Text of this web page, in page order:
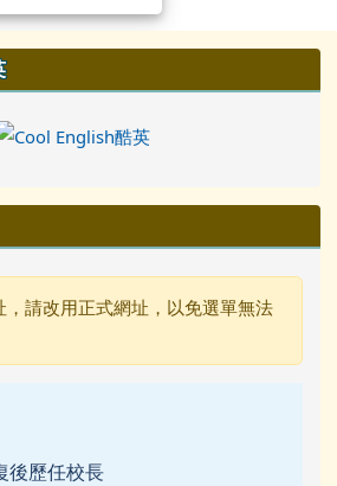
，請改用正式網址，以免選單無法
後歷任校長